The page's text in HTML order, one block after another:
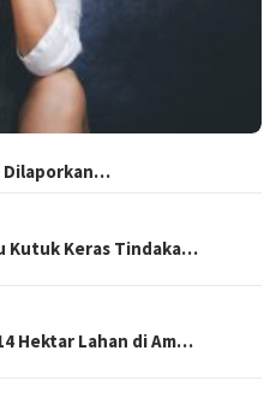
Dilaporkan…
Kutuk Keras Tindaka…
Hektar Lahan di Am…